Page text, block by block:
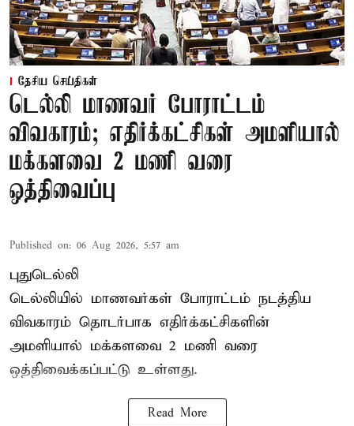
தேசிய செய்திகள்
டெல்லி மாணவர் போராட்டம்
விவகாரம்; எதிர்க்கட்சிகள் அமளியால்
மக்களவை 2 மணி வரை
ஒத்திவைப்பு
Published on: 06 Aug 2026, 5:57 am
புதுடெல்லி
டெல்லியில் மாணவர்கள் போராட்டம் நடத்திய
விவகாரம் தொடர்பாக எதிர்க்கட்சிகளின்
அமளியால் மக்களவை 2 மணி வரை
ஒத்திவைக்கப்பட்டு உள்ளது.
Read More